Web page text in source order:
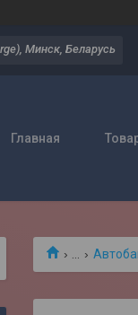
Минск, Беларусь
Главная